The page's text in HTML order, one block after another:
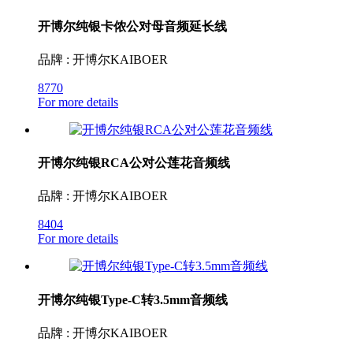
开博尔纯银卡侬公对母音频延长线
品牌 : 开博尔KAIBOER
8770
For more details
开博尔纯银RCA公对公莲花音频线
品牌 : 开博尔KAIBOER
8404
For more details
开博尔纯银Type-C转3.5mm音频线
品牌 : 开博尔KAIBOER